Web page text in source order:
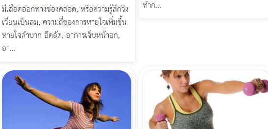
มีเลือดออกทางช่องคลอด, หรือความรู้สึกวิง
เวียนเป็นลม, ความถี่ของการหายใจเพิ่มขึ้น
หายใจลำบาก อึดอัด, อาการเจ็บหน้าอก,
อา...
ทำก...